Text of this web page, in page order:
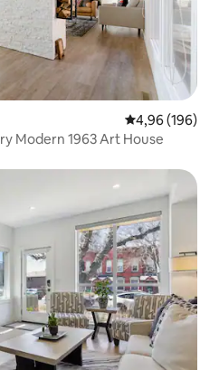
Gemiddelde
4,96 (196)
Modern 1963 Art House